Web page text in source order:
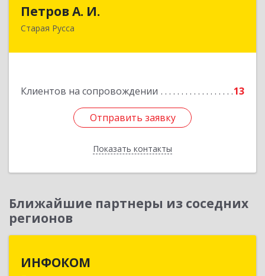
Петров А. И.
Старая Русса
Клиентов на сопровождении 13
Отправить заявку
Показать контакты
Отправить заявку
Назад
Ближайшие партнеры из соседних
регионов
ИНФОКОМ